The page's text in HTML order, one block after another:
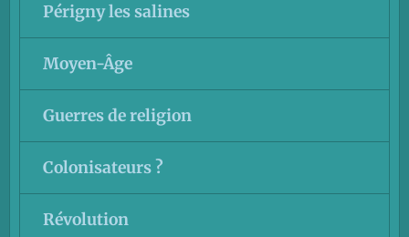
Périgny les salines
Moyen-Âge
Guerres de religion
Colonisateurs ?
Révolution